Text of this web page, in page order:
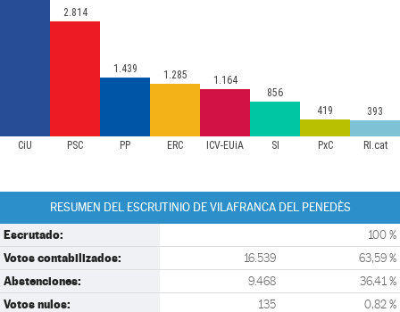
CiU PSC PP ERC ICV-EUiA SI PxC RI.cat
2.814
1.439 1.285
1.164
856
419
393
RESUMEN DEL ESCRUTINIO DE VILAFRANCA DEL PENEDÈS
Escrutado: 100 %
Votos contabilizados: 16.539 63,59 %
Abstenciones: 9.468 36,41 %
Votos nulos: 135 0,82 %